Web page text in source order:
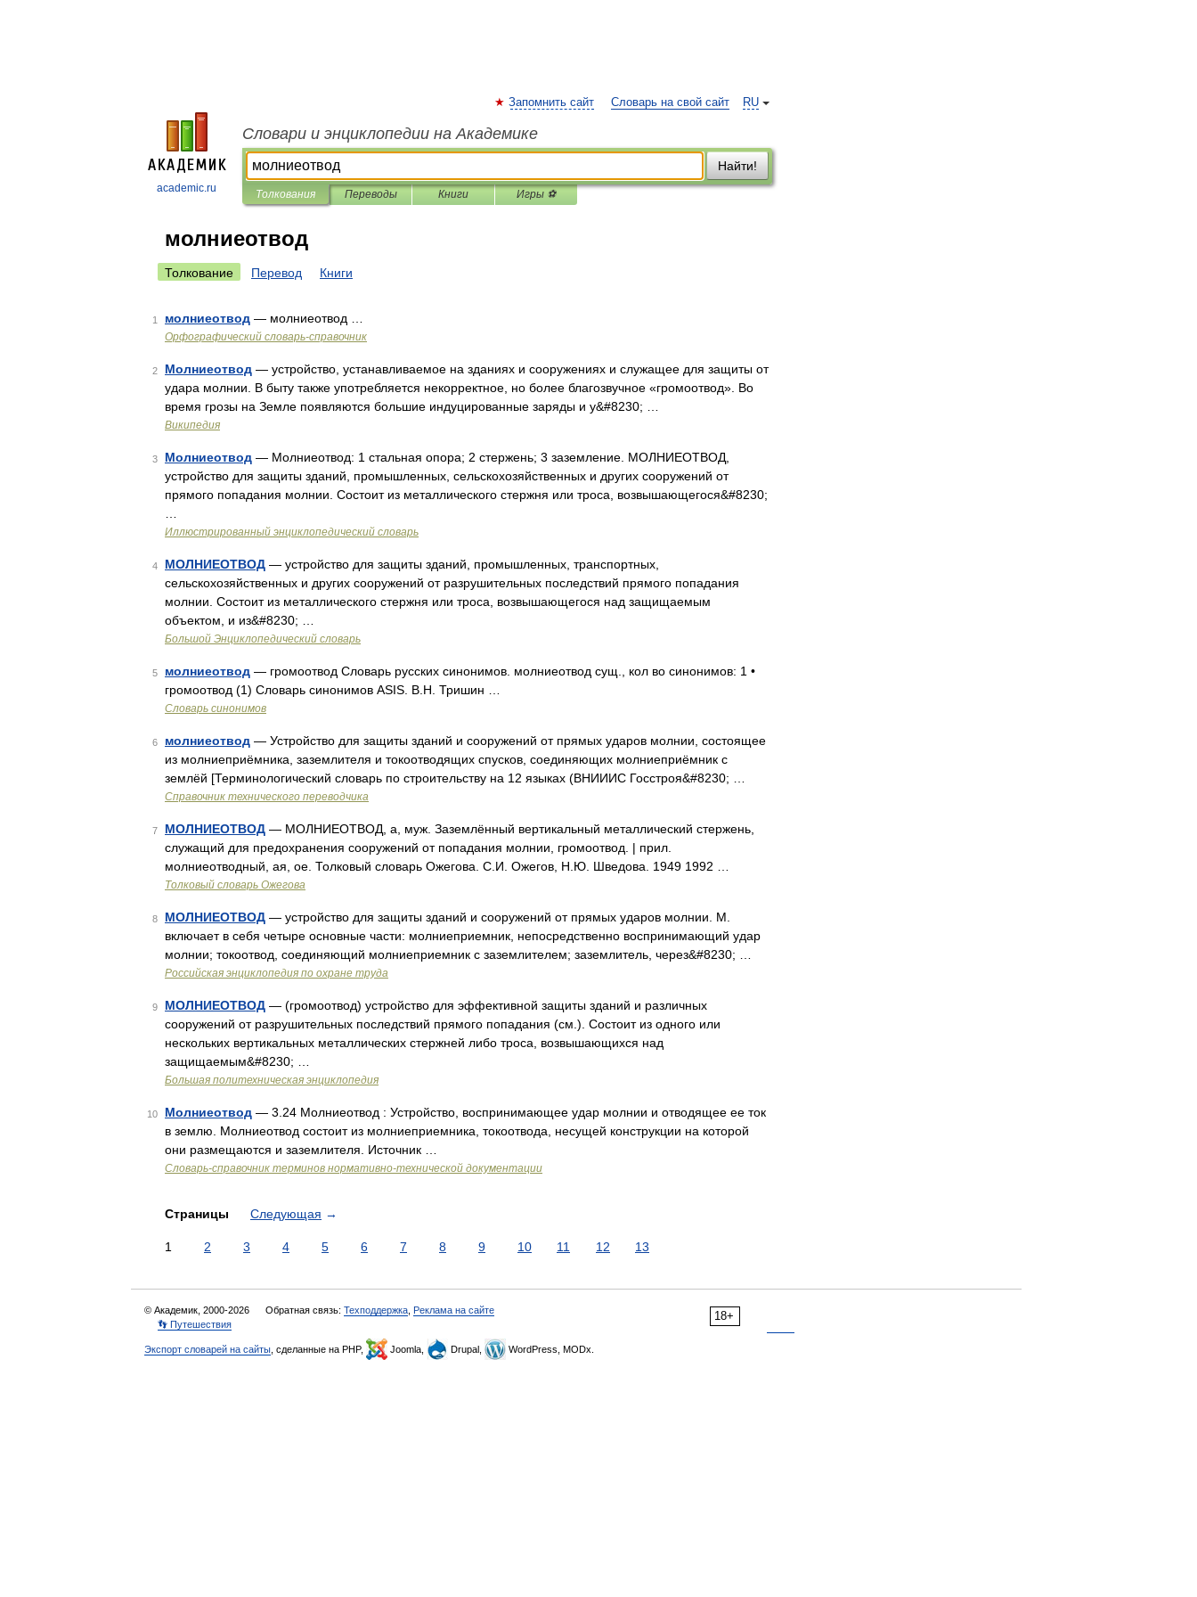
academic.ru
RU
Запомнить сайт Словарь на свой сайт
Словари и энциклопедии на Академике
Найти!
Толкования Переводы Книги Игры ⚽
молниеотвод
Толкование Перевод Книги
1 молниеотвод — молниеотвод …
Орфографический словарь-справочник
2 Молниеотвод — устройство, устанавливаемое на зданиях и сооружениях и служащее для защиты от
удара молнии. В быту также употребляется некорректное, но более благозвучное «громоотвод». Во
время грозы на Земле появляются большие индуцированные заряды и у&#8230; …
Википедия
3 Молниеотвод — Молниеотвод: 1 стальная опора; 2 стержень; 3 заземление. МОЛНИЕОТВОД,
устройство для защиты зданий, промышленных, сельскохозяйственных и других сооружений от
прямого попадания молнии. Состоит из металлического стержня или троса, возвышающегося&#8230;
Иллюстрированный энциклопедический словарь
4 МОЛНИЕОТВОД — устройство для защиты зданий, промышленных, транспортных,
сельскохозяйственных и других сооружений от разрушительных последствий прямого попадания
молнии. Состоит из металлического стержня или троса, возвышающегося над защищаемым
объектом, и из&#8230; …
Большой Энциклопедический словарь
5 молниеотвод — громоотвод Словарь русских синонимов. молниеотвод сущ., кол во синонимов: 1 •
громоотвод (1) Словарь синонимов ASIS. В.Н. Тришин …
Словарь синонимов
6 молниеотвод — Устройство для защиты зданий и сооружений от прямых ударов молнии, состоящее
из молниеприёмника, заземлителя и токоотводящих спусков, соединяющих молниеприёмник с
землёй [Терминологический словарь по строительству на 12 языках (ВНИИИС Госстроя&#8230; …
Справочник технического переводчика
7 МОЛНИЕОТВОД — МОЛНИЕОТВОД, а, муж. Заземлённый вертикальный металлический стержень,
служащий для предохранения сооружений от попадания молнии, громоотвод. | прил.
молниеотводный, ая, ое. Толковый словарь Ожегова. С.И. Ожегов, Н.Ю. Шведова. 1949 1992 …
Толковый словарь Ожегова
8 МОЛНИЕОТВОД — устройство для защиты зданий и сооружений от прямых ударов молнии. М.
включает в себя четыре основные части: молниеприемник, непосредственно воспринимающий удар
молнии; токоотвод, соединяющий молниеприемник с заземлителем; заземлитель, через&#8230; …
Российская энциклопедия по охране труда
9 МОЛНИЕОТВОД — (громоотвод) устройство для эффективной защиты зданий и различных
сооружений от разрушительных последствий прямого попадания (см.). Состоит из одного или
нескольких вертикальных металлических стержней либо троса, возвышающихся над
защищаемым&#8230; …
Большая политехническая энциклопедия
10 Молниеотвод — 3.24 Молниеотвод : Устройство, воспринимающее удар молнии и отводящее ее ток
в землю. Молниеотвод состоит из молниеприемника, токоотвода, несущей конструкции на которой
они размещаются и заземлителя. Источник …
Словарь-справочник терминов нормативно-технической документации
Страницы Следующая →
1 2 3 4 5 6 7 8 9 10 11 12 13
18+
© Академик, 2000-2026 Обратная связь: Техподдержка Реклама на сайте
👣 Путешествия
Экспорт словарей на сайты , сделанные на PHP, Joomla, Drupal, WordPress, MODx.